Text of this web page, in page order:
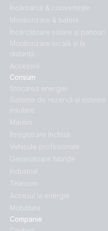
Încărcarcă & convertește
Monitorizare & baterii
Încărcătoare solare și panouri
Monitorizare locală și la
distanță
Accesorii
Consum
Stocarea energiei
Sisteme de rezervă și sisteme
insulare
Maritim
Înregistrare închisă
Vehicule profesionale
Generatoare hibride
Industrial
Telecom
Accesul la energie
Mobilitate
Companie